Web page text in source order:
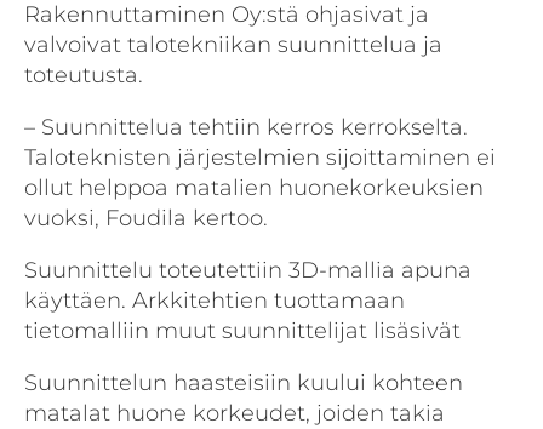
Rakennuttaminen Oy:stä ohjasivat ja
valvoivat talotekniikan suunnittelua ja
toteutusta.
– Suunnittelua tehtiin kerros kerrokselta.
Taloteknisten järjestelmien sijoittaminen ei
ollut helppoa matalien huonekorkeuksien
vuoksi, Foudila kertoo.
Suunnittelu toteutettiin 3D-mallia apuna
käyttäen. Arkkitehtien tuottamaan
tietomalliin muut suunnittelijat lisäsivät
Suunnittelun haasteisiin kuului kohteen
matalat huone korkeudet, joiden takia